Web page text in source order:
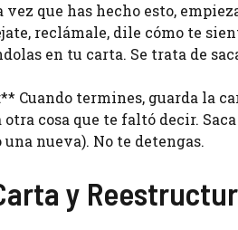
vez que has hecho esto,
reclámale, dile cómo te
en tu carta. Se trata de
Cuando termines, guarda la
cosa que te faltó decir.
nueva). No te detengas.
y